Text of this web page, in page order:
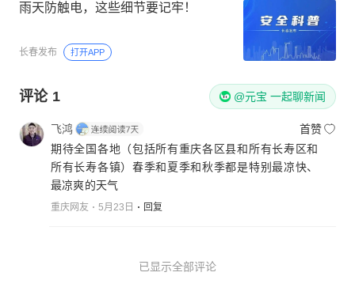
雨天防触电，这些细节要记牢！
长春发布 打开APP
评论 1 @元宝 一起聊新闻
飞鸿
首赞
期待全国各地（包括所有重庆各区县和所有长寿区和
所有长寿各镇）春季和夏季和秋季都是特别最凉快、
最凉爽的天气
重庆网友 5月23日 回复
已显示全部评论